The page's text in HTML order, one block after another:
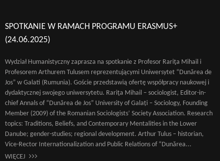
SPOTKANIE W RAMACH PROGRAMU ERASMUS+
(24.06.2025)
Wydział Humanistyczny zaprasza na spotkanie z Profesor Rariţa Mihail i
Profesorem Arthurem Tulusem reprezentującymi Uniwersytet “Dunărea de
Jos” w Galati (Rumunia). Goście przedstawią ofertę współpracy naukowej i
dydaktycznej swojego uniwersytetu. Rariţa Mihail – sociologist, Editor-in-
chief Annals of “Dunărea de Jos” University of Galați – Sociology, Founding
Member (2009) of the Romanian Sociologists’ Society Association. Research
topics: Traditions, Beliefs, and Contemporary Mentalities in the Lower
Danube; gender-studies; regional development. Arthur Tulus – historian,
Vice-Rector Internationalization and Public Relations of “Dunărea...
WIĘCEJ